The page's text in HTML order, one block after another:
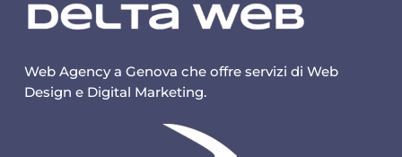
Web Agency a Genova che offre servizi di Web
Design e Digital Marketing.